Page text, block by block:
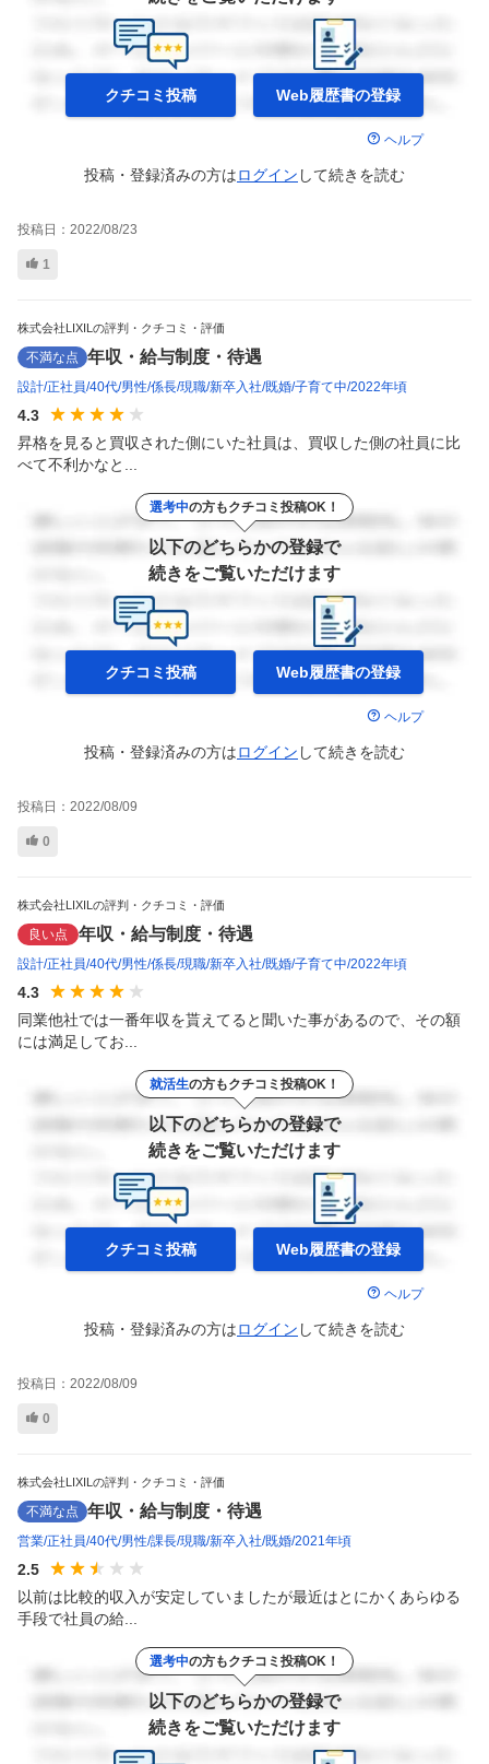
クチコミ投稿 Web履歴書の登録
ヘルプ
投稿・登録済みの方はログイン して続きを読む
投稿日： 2022/08/23
1
株式会社LIXILの評判・クチコミ・評価
不満な点 年収・給与制度・待遇
設計 正社員 40代 男性 係長 現職 新卒入社 既婚 子育て中 2022年頃
4.3
昇格を見ると買収された側にいた社員は、買収した側の社員に比
べて不利かなと...
選考中の方もクチコミ投稿OK！
以下のどちらかの登録で
続きをご覧いただけます
クチコミ投稿 Web履歴書の登録
ヘルプ
投稿・登録済みの方はログイン して続きを読む
投稿日： 2022/08/09
0
株式会社LIXILの評判・クチコミ・評価
良い点 年収・給与制度・待遇
設計 正社員 40代 男性 係長 現職 新卒入社 既婚 子育て中 2022年頃
4.3
同業他社では一番年収を貰えてると聞いた事があるので、その額
には満足してお...
就活生の方もクチコミ投稿OK！
以下のどちらかの登録で
続きをご覧いただけます
クチコミ投稿 Web履歴書の登録
ヘルプ
投稿・登録済みの方はログイン して続きを読む
投稿日： 2022/08/09
0
株式会社LIXILの評判・クチコミ・評価
不満な点 年収・給与制度・待遇
営業 正社員 40代 男性 課長 現職 新卒入社 既婚 2021年頃
2.5
以前は比較的収入が安定していましたが最近はとにかくあらゆる
手段で社員の給...
選考中の方もクチコミ投稿OK！
以下のどちらかの登録で
続きをご覧いただけます